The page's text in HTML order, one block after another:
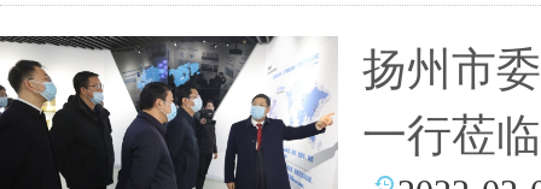
扬州市
一行莅